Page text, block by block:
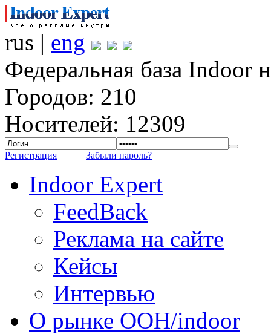
rus | eng
Федеральная база Indoor
Городов: 210
Носителей: 12309
Регистрация Забыли пароль?
Indoor Expert
FeedBack
Реклама на сайте
Кейсы
Интервью
О рынке OOH/indoor